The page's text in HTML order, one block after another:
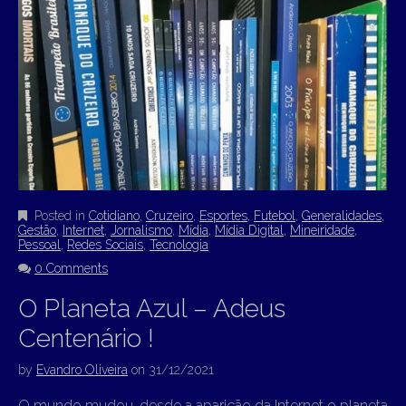
Posted in Cotidiano Cruzeiro Esportes Futebol Generalidades
Gestão Internet Jornalismo Mídia Mídia Digital Mineiridade
Pessoal
Redes Sociais Tecnologia
0 Comments
O Planeta Azul – Adeus
Centenário !
by Evandro Oliveira on 31/12/2021